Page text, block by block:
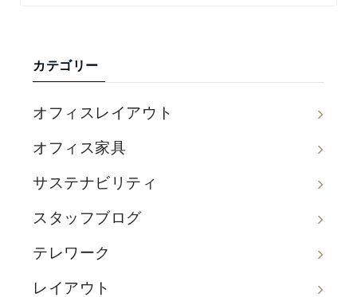
カテゴリー
オフィスレイアウト
オフィス家具
サステナビリティ
スタッフブログ
テレワーク
レイアウト